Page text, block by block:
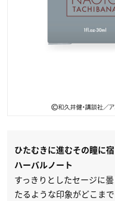
ひたむきに進むその瞳に
ハーバルノート
すっきりとしたセージに
たるような印象がどこま